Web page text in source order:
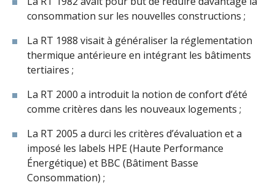
consommation sur les nouvelles constructions ;
La RT 1988 visait à généraliser la réglementation
thermique antérieure en intégrant les bâtiments
tertiaires ;
La RT 2000 a introduit la notion de confort d’été
comme critères dans les nouveaux logements ;
La RT 2005 a durci les critères d’évaluation et a
imposé les labels HPE (Haute Performance
Énergétique) et BBC (Bâtiment Basse
Consommation) ;